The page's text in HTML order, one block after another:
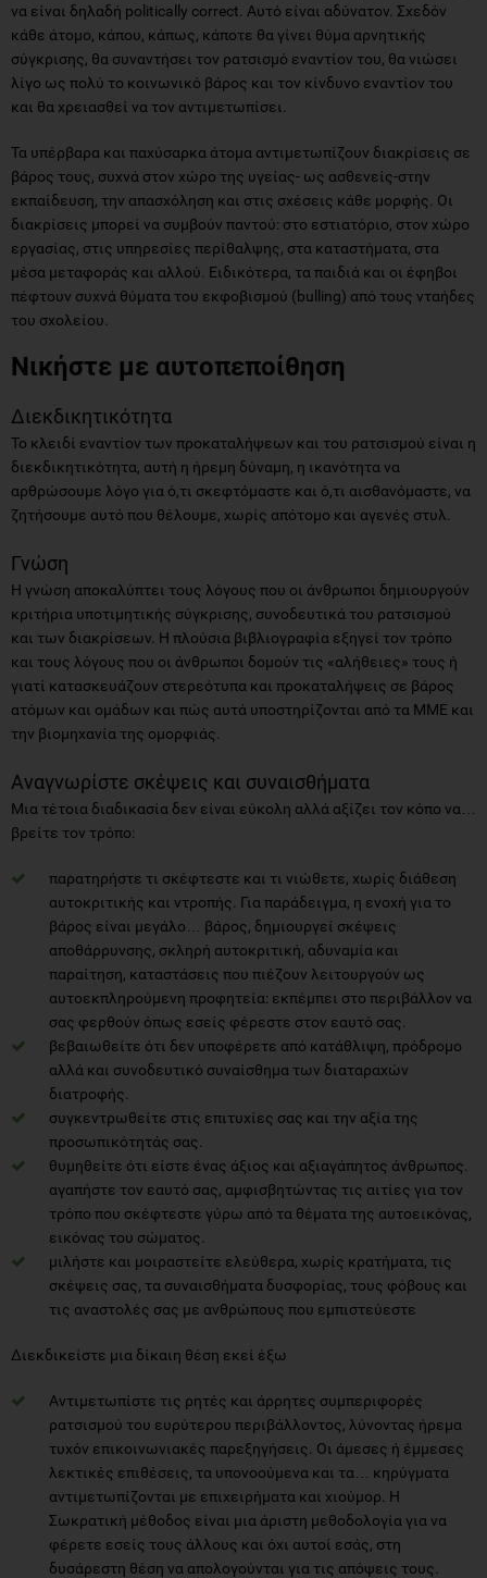
να είναι δηλαδή politically correct. Αυτό είναι αδύνατον. Σχεδόν
κάθε άτομο, κάπου, κάπως, κάποτε θα γίνει θύμα αρνητικής
σύγκρισης, θα συναντήσει τον ρατσισμό εναντίον του, θα νιώσει
λίγο ως πολύ το κοινωνικό βάρος και τον κίνδυνο εναντίον του
και θα χρειασθεί να τον αντιμετωπίσει.
Τα υπέρβαρα και παχύσαρκα άτομα αντιμετωπίζουν διακρίσεις σε
βάρος τους, συχνά στον χώρο της υγείας- ως ασθενείς-στην
εκπαίδευση, την απασχόληση και στις σχέσεις κάθε μορφής. Οι
διακρίσεις μπορεί να συμβούν παντού: στο εστιατόριο, στον χώρο
εργασίας, στις υπηρεσίες περίθαλψης, στα καταστήματα, στα
μέσα μεταφοράς και αλλού. Ειδικότερα, τα παιδιά και οι έφηβοι
πέφτουν συχνά θύματα του εκφοβισμού (bulling) από τους νταήδες
του σχολείου.
Νικήστε με αυτοπεποίθηση
Διεκδικητικότητα
Το κλειδί εναντίον των προκαταλήψεων και του ρατσισμού είναι η
διεκδικητικότητα, αυτή η ήρεμη δύναμη, η ικανότητα να
αρθρώσουμε λόγο για ό,τι σκεφτόμαστε και ό,τι αισθανόμαστε, να
ζητήσουμε αυτό που θέλουμε, χωρίς απότομο και αγενές στυλ.
Γνώση
Η γνώση αποκαλύπτει τους λόγους που οι άνθρωποι δημιουργούν
κριτήρια υποτιμητικής σύγκρισης, συνοδευτικά του ρατσισμού
και των διακρίσεων. Η πλούσια βιβλιογραφία εξηγεί τον τρόπο
και τους λόγους που οι άνθρωποι δομούν τις «αλήθειες» τους ή
γιατί κατασκευάζουν στερεότυπα και προκαταλήψεις σε βάρος
ατόμων και ομάδων και πώς αυτά υποστηρίζονται από τα ΜΜΕ και
την βιομηχανία της ομορφιάς.
Αναγνωρίστε σκέψεις και συναισθήματα
Μια τέτοια διαδικασία δεν είναι εύκολη αλλά αξίζει τον κόπο να…
βρείτε τον τρόπο:
παρατηρήστε τι σκέφτεστε και τι νιώθετε, χωρίς διάθεση
αυτοκριτικής και ντροπής. Για παράδειγμα, η ενοχή για το
βάρος είναι μεγάλο… βάρος, δημιουργεί σκέψεις
αποθάρρυνσης, σκληρή αυτοκριτική, αδυναμία και
παραίτηση, καταστάσεις που πιέζουν λειτουργούν ως
αυτοεκπληρούμενη προφητεία: εκπέμπει στο περιβάλλον να
σας φερθούν όπως εσείς φέρεστε στον εαυτό σας.
βεβαιωθείτε ότι δεν υποφέρετε από κατάθλιψη, πρόδρομο
αλλά και συνοδευτικό συναίσθημα των διαταραχών
διατροφής.
συγκεντρωθείτε στις επιτυχίες σας και την αξία της
προσωπικότητάς σας.
θυμηθείτε ότι είστε ένας άξιος και αξιαγάπητος άνθρωπος.
αγαπήστε τον εαυτό σας, αμφισβητώντας τις αιτίες για τον
τρόπο που σκέφτεστε γύρω από τα θέματα της αυτοεικόνας,
εικόνας του σώματος.
μιλήστε και μοιραστείτε ελεύθερα, χωρίς κρατήματα, τις
σκέψεις σας, τα συναισθήματα δυσφορίας, τους φόβους και
τις αναστολές σας με ανθρώπους που εμπιστεύεστε
Διεκδικείστε μια δίκαιη θέση εκεί έξω
Αντιμετωπίστε τις ρητές και άρρητες συμπεριφορές
ρατσισμού του ευρύτερου περιβάλλοντος, λύνοντας ήρεμα
τυχόν επικοινωνιακές παρεξηγήσεις. Οι άμεσες ή έμμεσες
λεκτικές επιθέσεις, τα υπονοούμενα και τα… κηρύγματα
αντιμετωπίζονται με επιχειρήματα και χιούμορ. Η
Σωκρατική μέθοδος είναι μια άριστη μεθοδολογία για να
φέρετε εσείς τους άλλους και όχι αυτοί εσάς, στη
δυσάρεστη θέση να απολογούνται για τις απόψεις τους.